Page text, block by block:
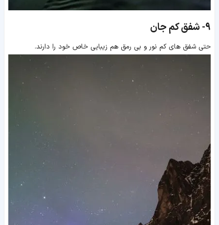
9- شفق کم جان
حتی شفق های کم نور و بی رمق هم زیبایی خاص خود را دارند.